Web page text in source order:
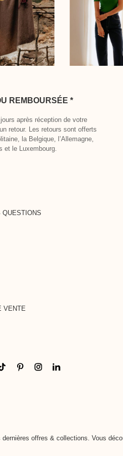
REMBOURSÉE *
après réception de votre
retour. Les retours sont offerts
la Belgique, l’Allemagne,
et le Luxembourg.
VENTE
dernières offres & collections. Vous